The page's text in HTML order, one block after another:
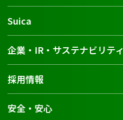
Suica
企業・IR・サステナビリティ
採用情報
安全・安心